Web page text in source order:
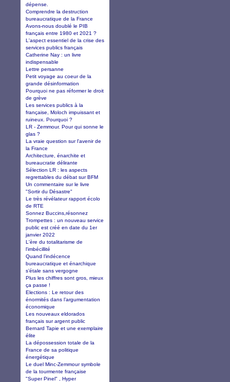
dépense.
Comprendre la destruction
bureaucratique de la France
Avons-nous doublé le PIB
français entre 1980 et 2021 ?
L'aspect essentiel de la crise des
services publics français
Catherine Nay : un livre
indispensable
Lettre persanne
Petit voyage au coeur de la
grande désinformation
Pourquoi ne pas réformer le droit
de grève
Les services publics à la
française, Moloch impuissant et
ruineux. Pourquoi ?
LR - Zemmour. Pour qui sonne le
glas ?
La vraie question sur l'avenir de
la France
Architecture, énarchite et
bureaucratie délirante
Sélection LR : les aspects
regrettables du débat sur BFM
Un commentaire sur le livre
"Sortir du Désastre"
Le très révélateur rapport écolo
de RTE
Sonnez Buccins,résonnez
Trompettes : un nouveau service
public est créé en date du 1er
janvier 2022
L'ère du totalitarisme de
l'imbécillité
Quand l’indécence
bureaucratique et énarchique
s’étale sans vergogne
Plus les chiffres sont gros, mieux
ça passe !
Elections : Le retour des
énormités dans l’argumentation
économique
Les nouveaux eldorados
français sur argent public
Bernard Tapie et une exemplaire
élite
La dépossession totale de la
France de sa politique
énergétique
Le duel Minc-Zemmour symbole
de la tourmente française
"Super Pinel" , Hyper